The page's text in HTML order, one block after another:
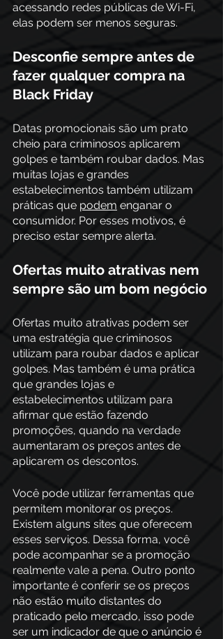
acessando redes públicas de Wi-Fi,
elas podem ser menos seguras.
Desconfie sempre antes de
fazer qualquer compra na
Black Friday
Datas promocionais são um prato
cheio para criminosos aplicarem
golpes e também roubar dados. Mas
muitas lojas e grandes
estabelecimentos também utilizam
práticas que podem enganar o
consumidor. Por esses motivos, é
preciso estar sempre alerta.
Ofertas muito atrativas nem
sempre são um bom negócio
Ofertas muito atrativas podem ser
uma estratégia que criminosos
utilizam para roubar dados e aplicar
golpes. Mas também é uma prática
que grandes lojas e
estabelecimentos utilizam para
afirmar que estão fazendo
promoções, quando na verdade
aumentaram os preços antes de
aplicarem os descontos.
Você pode utilizar ferramentas que
permitem monitorar os preços.
Existem alguns sites que oferecem
esses serviços. Dessa forma, você
pode acompanhar se a promoção
realmente vale a pena. Outro ponto
importante é conferir se os preços
não estão muito distantes do
praticado pelo mercado, isso pode
ser um indicador de que o anúncio é